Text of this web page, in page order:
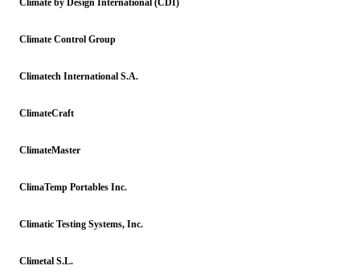
Climate by Design International (CDI)
Climate Control Group
Climatech International S.A.
ClimateCraft
ClimateMaster
ClimaTemp Portables Inc.
Climatic Testing Systems, Inc.
Climetal S.L.